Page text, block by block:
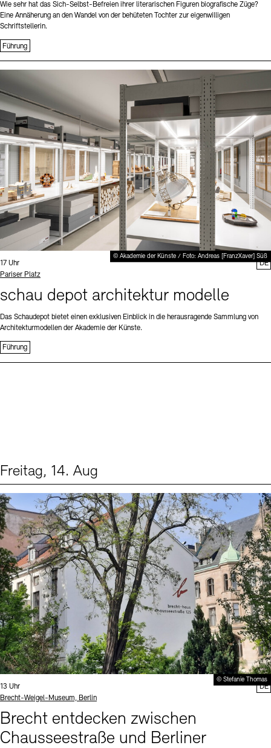
Wie sehr hat das Sich-Selbst-Befreien ihrer literarischen Figuren biografische Züge?
Eine Annäherung an den Wandel von der behüteten Tochter zur eigenwilligen
Schriftstellerin.
Führung
© Akademie der Künste / Foto: Andreas [FranzXaver] Süß
Uhrzeit:
17 Uhr
Standort
Pariser Platz
schau depot architektur modelle
Das Schaudepot bietet einen exklusiven Einblick in die herausragende Sammlung von
Architekturmodellen der Akademie der Künste.
Führung
DE
Freitag, 14. Aug
© Stefanie Thomas
Uhrzeit:
13 Uhr
Standort
Brecht-Weigel-Museum, Berlin
Brecht entdecken zwischen
Chausseestraße und Berliner
DE